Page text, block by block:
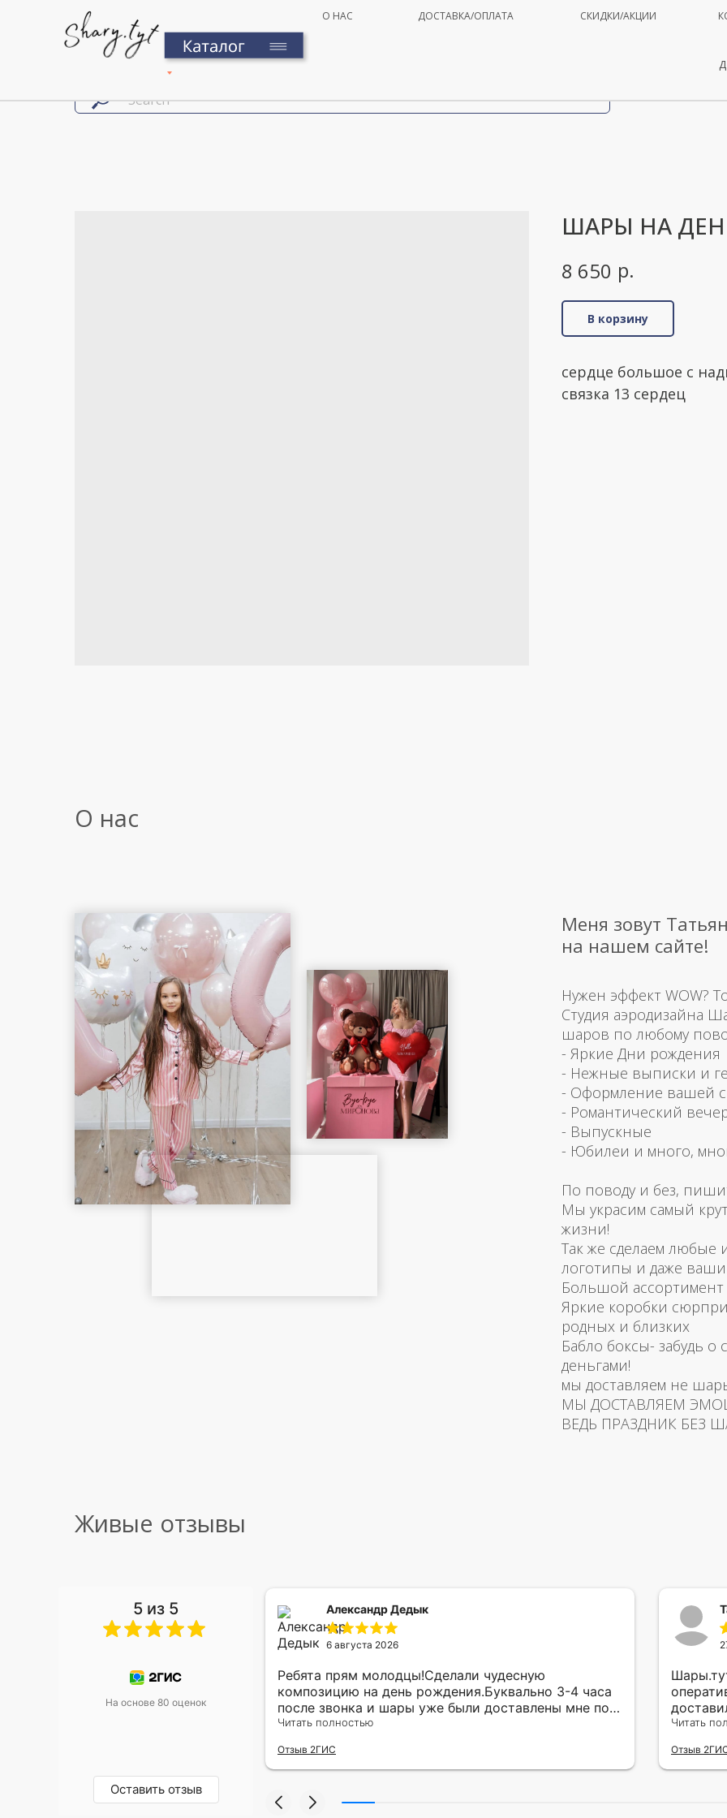
О НАС СКИДКИ/АКЦИИ
ДОСТАВКА/ОПЛАТА
ШАРЫ НА
8 650 р.
В корзину
сердце большое с
связка 13 сердец
О нас
Меня зовут
на нашем сайте!
Нужен эффект WOW?
Студия аэродизайна
шаров по любому
- Яркие Дни рождения
- Нежные выписки и
- Оформление вашей
- Романтический
- Выпускные
- Юбилеи и много,
По поводу и без,
Мы украсим самый
жизни!
Так же сделаем любые
логотипы и даже
Большой
Яркие коробки
родных и близких
Бабло боксы- забудь о
деньгами!
мы доставляем не
МЫ ДОСТАВЛЯЕМ
ВЕДЬ ПРАЗДНИК БЕЗ
Живые отзывы
5 из 5
На основе 80 оценок
Оставить отзыв
уже два раза, отличная
Александр Дедык
6 августа 2026
Ребята прям молодцы!Сделали чудесную
композицию на день рождения.Буквально 3-4 часа
после звонка и шары уже были доставлены мне по
адресу.Качество исполнения и упаковки на 5.Жена
Читать полностью
Отзыв 2ГИС
другу в
Читать
Отзыв